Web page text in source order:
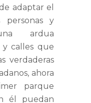
adaptar el
personas y
ardua
y calles que
verdaderas
ahora
parque
él puedan